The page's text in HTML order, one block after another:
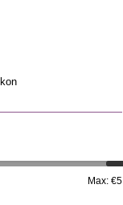
Max: €5